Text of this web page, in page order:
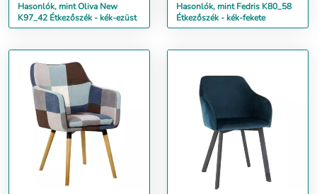
Hasonlók, mint Oliva New
K97_42 Étkezőszék - kék-ezüst
Hasonlók, mint Fedris K80_58
Étkezőszék - kék-fekete